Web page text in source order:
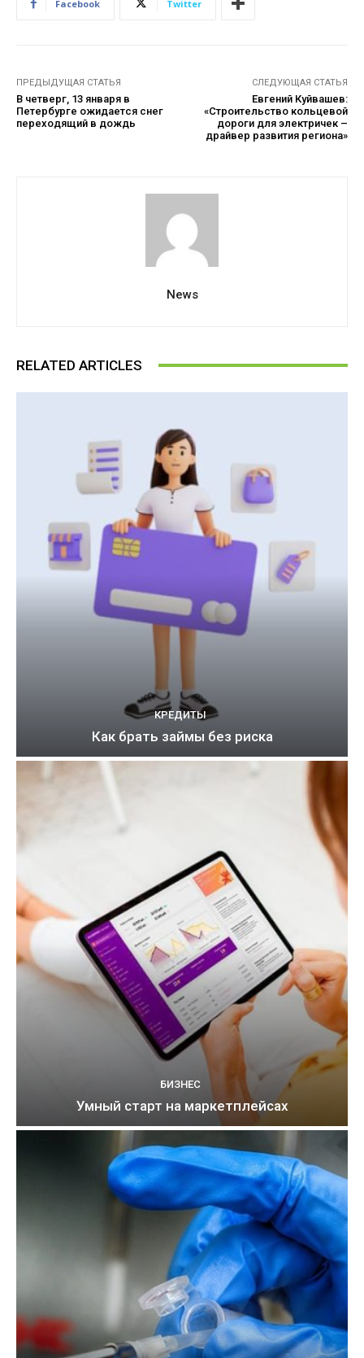
Facebook Twitter
ПРЕДЫДУЩАЯ СТАТЬЯ
В четверг, 13 января в
Петербурге ожидается снег
переходящий в дождь
СЛЕДУЮЩАЯ СТАТЬЯ
Евгений Куйвашев:
«Строительство кольцевой
дороги для электричек –
драйвер развития региона»
News
RELATED ARTICLES
КРЕДИТЫ
Как брать займы без риска
БИЗНЕС
Умный старт на маркетплейсах